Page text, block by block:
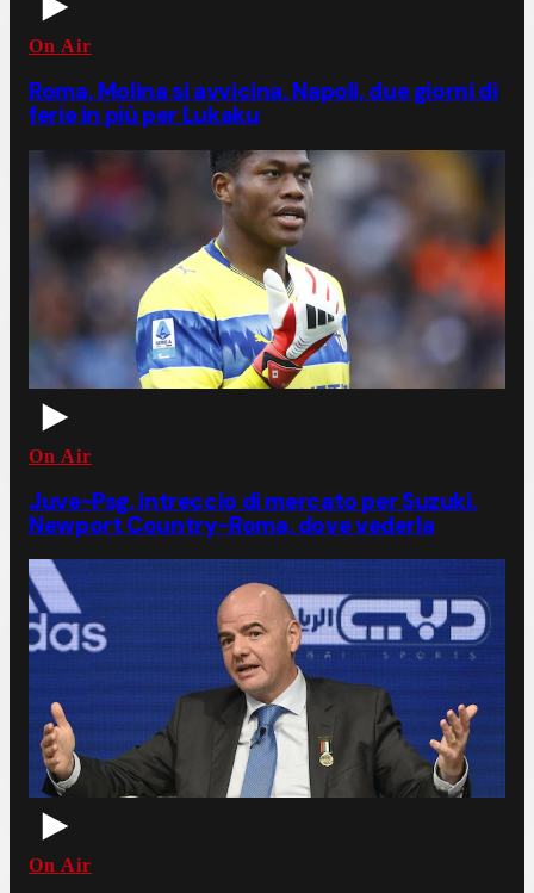
On Air
Roma, Molina si avvicina. Napoli, due giorni di
ferie in più per Lukaku
On Air
Juve-Psg, intreccio di mercato per Suzuki.
Newport Country-Roma, dove vederla
On Air